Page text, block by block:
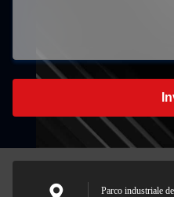
Parco industriale